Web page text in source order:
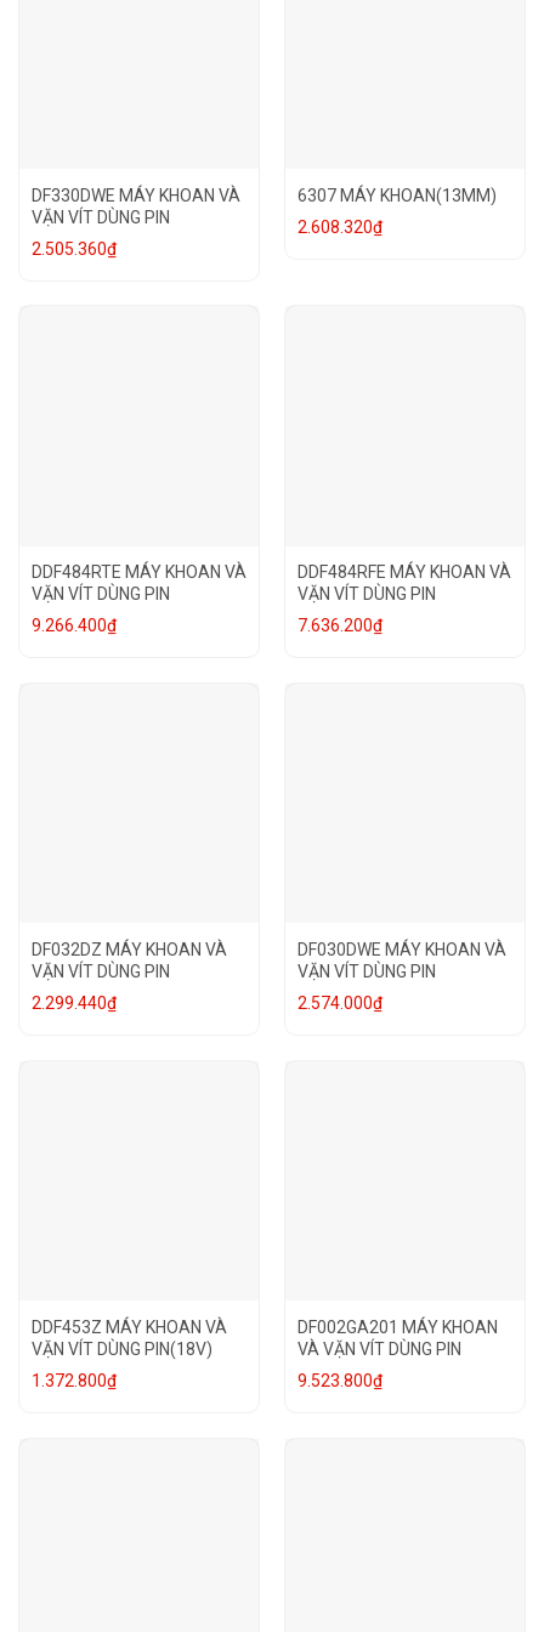
DF330DWE MÁY KHOAN VÀ
VẶN VÍT DÙNG PIN
2.505.360₫
6307 MÁY KHOAN(13MM)
2.608.320₫
DDF484RTE MÁY KHOAN VÀ
VẶN VÍT DÙNG PIN
9.266.400₫
DDF484RFE MÁY KHOAN VÀ
VẶN VÍT DÙNG PIN
7.636.200₫
DF032DZ MÁY KHOAN VÀ
VẶN VÍT DÙNG PIN
2.299.440₫
DF030DWE MÁY KHOAN VÀ
VẶN VÍT DÙNG PIN
2.574.000₫
DDF453Z MÁY KHOAN VÀ
VẶN VÍT DÙNG PIN(18V)
1.372.800₫
DF002GA201 MÁY KHOAN
VÀ VẶN VÍT DÙNG PIN
9.523.800₫